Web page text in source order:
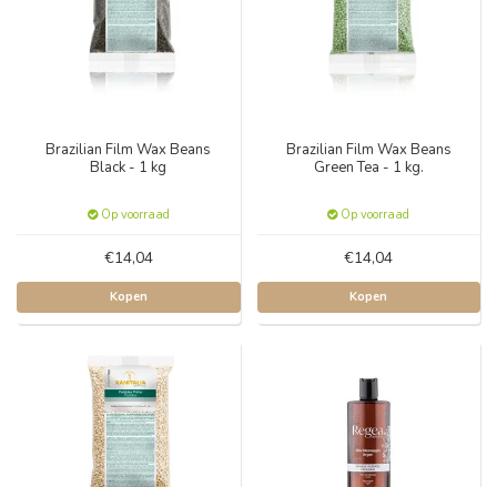
Brazilian Film Wax Beans
Black - 1 kg
Op voorraad
€14,04
Kopen
Brazilian Film Wax Beans
Green Tea - 1 kg.
Op voorraad
€14,04
Kopen